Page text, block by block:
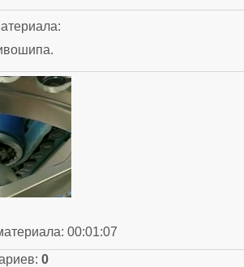
:
: 00:01:07
: 0